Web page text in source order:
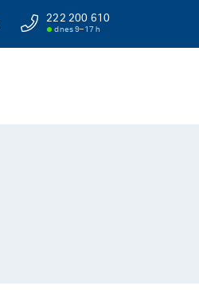
222 200 610
dnes 9–17 h